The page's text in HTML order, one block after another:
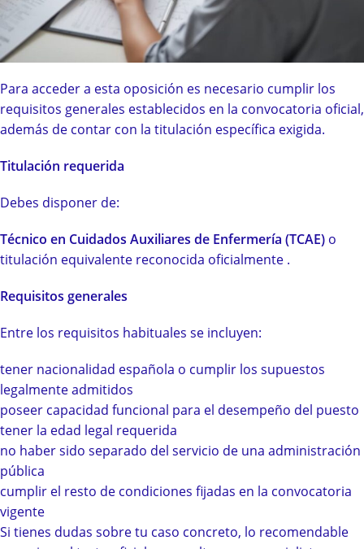
Para acceder a esta oposición es necesario cumplir los
requisitos generales establecidos en la convocatoria oficial,
además de contar con la titulación específica exigida.
Titulación requerida
Debes disponer de:
Técnico en Cuidados Auxiliares de Enfermería (TCAE) o
titulación equivalente reconocida oficialmente .
Requisitos generales
Entre los requisitos habituales se incluyen:
tener nacionalidad española o cumplir los supuestos
legalmente admitidos
poseer capacidad funcional para el desempeño del puesto
tener la edad legal requerida
no haber sido separado del servicio de una administración
pública
cumplir el resto de condiciones fijadas en la convocatoria
vigente
Si tienes dudas sobre tu caso concreto, lo recomendable